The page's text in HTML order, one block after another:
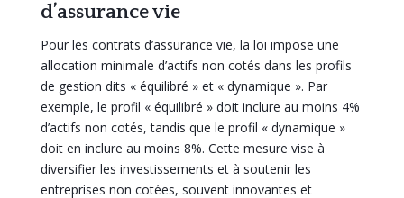
d’assurance vie
Pour les contrats d’assurance vie, la loi impose une
allocation minimale d’actifs non cotés dans les profils
de gestion dits « équilibré » et « dynamique ». Par
exemple, le profil « équilibré » doit inclure au moins 4%
d’actifs non cotés, tandis que le profil « dynamique »
doit en inclure au moins 8%. Cette mesure vise à
diversifier les investissements et à soutenir les
entreprises non cotées, souvent innovantes et